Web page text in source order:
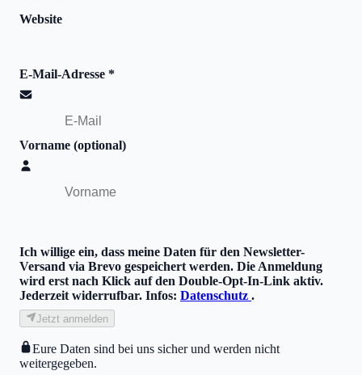
Website
E-Mail-Adresse *
Vorname (optional)
Ich willige ein, dass meine Daten für den Newsletter-
Versand via Brevo gespeichert werden. Die Anmeldung
wird erst nach Klick auf den Double-Opt-In-Link aktiv.
Jederzeit widerrufbar. Infos: Datenschutz .
Jetzt anmelden
Eure Daten sind bei uns sicher und werden nicht
weitergegeben.